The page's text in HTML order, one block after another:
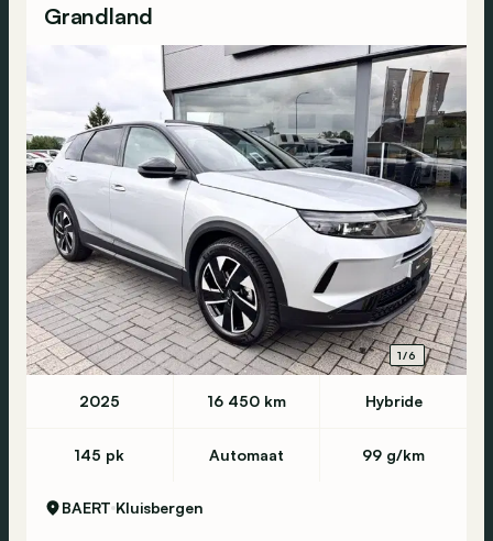
Grandland
1/6
2025 16 450 km Hybride
145 pk Automaat 99 g/km
BAERT Kluisbergen